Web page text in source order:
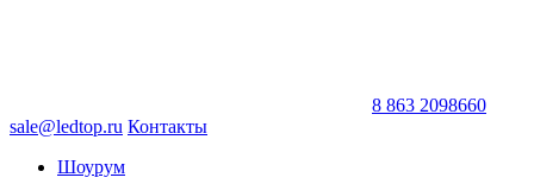
8 863 2098660
sale@ledtop.ru Контакты
Шоурум